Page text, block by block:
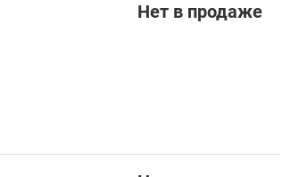
Нет в продаже